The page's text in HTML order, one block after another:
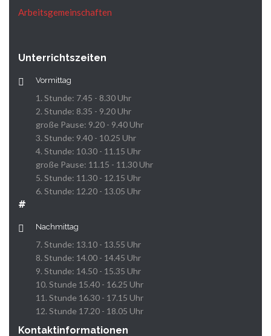
Arbeitsgemeinschaften
Unterrichtszeiten
Vormittag
1. Stunde: 7.45 - 8.30 Uhr
2. Stunde: 8.35 - 9.20 Uhr
große Pause: 9.20 - 9.40 Uhr
3. Stunde: 9.40 - 10.25 Uhr
4. Stunde: 10.30 - 11.15 Uhr
große Pause: 11.15 - 11.30 Uhr
5. Stunde: 11.30 - 12.15 Uhr
6. Stunde: 12.20 - 13.05 Uhr
#
Nachmittag
7. Stunde: 13.10 - 13.55 Uhr
8. Stunde: 14.00 - 14.45 Uhr
9. Stunde: 14.50 - 15.35 Uhr
10. Stunde 15.40 - 16.25 Uhr
11. Stunde 16.30 - 17.15 Uhr
12. Stunde 17.20 - 18.05 Uhr
Kontaktinformationen